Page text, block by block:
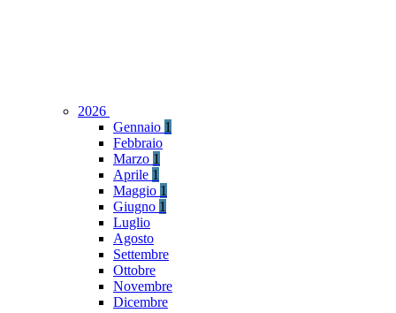
2026
Gennaio 1
Febbraio
Marzo 1
Aprile 1
Maggio 1
Giugno 1
Luglio
Agosto
Settembre
Ottobre
Novembre
Dicembre